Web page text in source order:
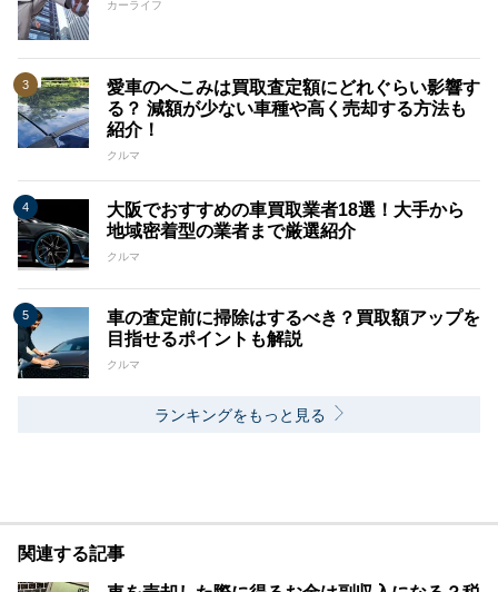
カーライフ
愛車のへこみは買取査定額にどれぐらい影響す
る？ 減額が少ない車種や高く売却する方法も
紹介！
クルマ
大阪でおすすめの車買取業者18選！大手から
地域密着型の業者まで厳選紹介
クルマ
車の査定前に掃除はするべき？買取額アップを
目指せるポイントも解説
クルマ
ランキングをもっと見る
関連する記事